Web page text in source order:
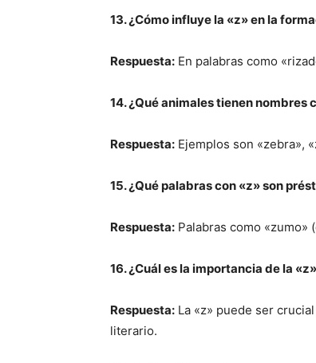
13. ¿Cómo influye la «z» en la
Respuesta: En palabras como
14. ¿Qué animales tienen nombres
Respuesta: Ejemplos son «zebra»,
15. ¿Qué palabras con «z» son
Respuesta: Palabras como «zumo»
16. ¿Cuál es la importancia de la
Respuesta: La «z» puede ser
literario.